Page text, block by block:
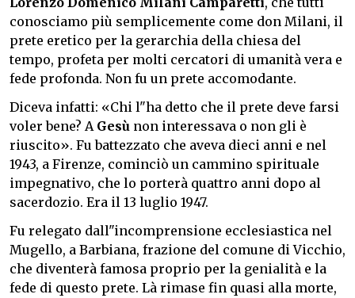
conosciamo più semplicemente come don Milani, il
prete eretico per la gerarchia della chiesa del
tempo, profeta per molti cercatori di umanità vera e
fede profonda. Non fu un prete accomodante.
Diceva infatti: «Chi l"ha detto che il prete deve farsi
voler bene? A Gesù non interessava o non gli è
riuscito». Fu battezzato che aveva dieci anni e nel
1943, a Firenze, cominciò un cammino spirituale
impegnativo, che lo porterà quattro anni dopo al
sacerdozio. Era il 13 luglio 1947.
Fu relegato dall"incomprensione ecclesiastica nel
Mugello, a Barbiana, frazione del comune di Vicchio,
che diventerà famosa proprio per la genialità e la
fede di questo prete. Là rimase fin quasi alla morte,